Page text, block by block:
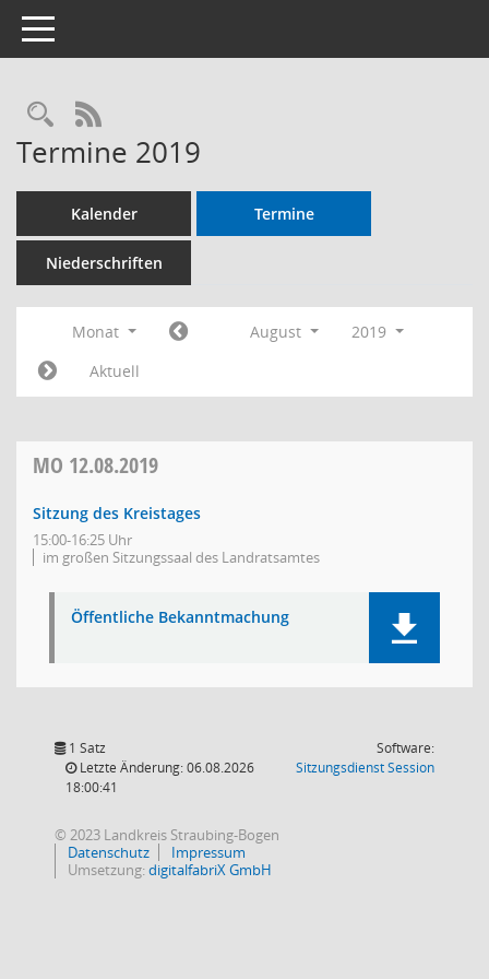
Toggle navigation
RSS-Feed
Termine 2019
Kalender Termine
Niederschriften
Monat August
2019
Aktuell
MO 12.08.2019
Sitzung des Kreistages
15:00-16:25 Uhr
im großen Sitzungssaal des Landratsamtes
Öffentliche Bekanntmachung
1 Satz
Letzte Änderung: 06.08.2026
18:00:41
Software:
SitzungsdienstSession(Wird in
© 2023 Landkreis Straubing-Bogen
Datenschutz
Impressum
Umsetzung:digitalfabriX GmbH